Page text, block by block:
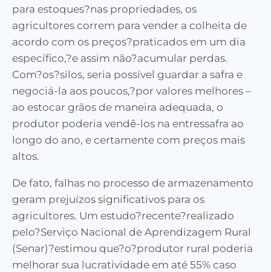
para estoques?nas propriedades, os
agricultores correm para vender a colheita de
acordo com os preços?praticados em um dia
específico,?e assim não?acumular perdas.
Com?os?silos, seria possível guardar a safra e
negociá-la aos poucos,?por valores melhores –
ao estocar grãos de maneira adequada, o
produtor poderia vendê-los na entressafra ao
longo do ano, e certamente com preços mais
altos.
De fato, falhas no processo de armazenamento
geram prejuízos significativos para os
agricultores. Um estudo?recente?realizado
pelo?Serviço Nacional de Aprendizagem Rural
(Senar)?estimou que?o?produtor rural poderia
melhorar sua lucratividade em até 55% caso